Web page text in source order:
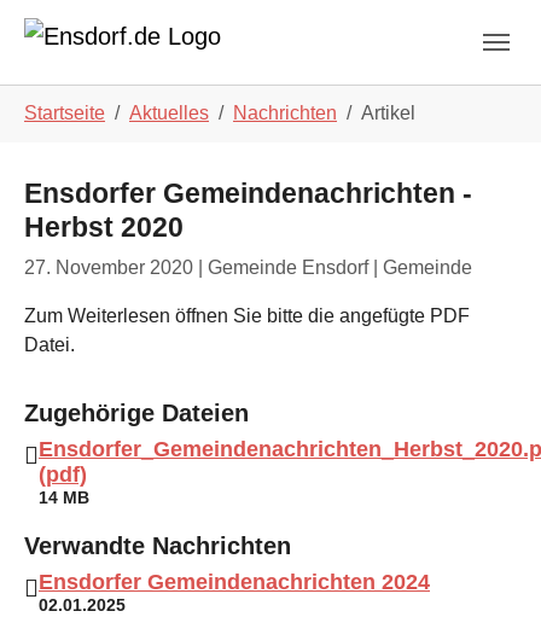
Startseite Aktuelles Nachrichten Artikel
Ensdorfer Gemeindenachrichten -
Herbst 2020
27. November 2020 | Gemeinde Ensdorf | Gemeinde
Zum Weiterlesen öffnen Sie bitte die angefügte PDF
Datei.
Zugehörige Dateien
(pdf)
14 MB
Verwandte Nachrichten
Ensdorfer Gemeindenachrichten 2024
02.01.2025